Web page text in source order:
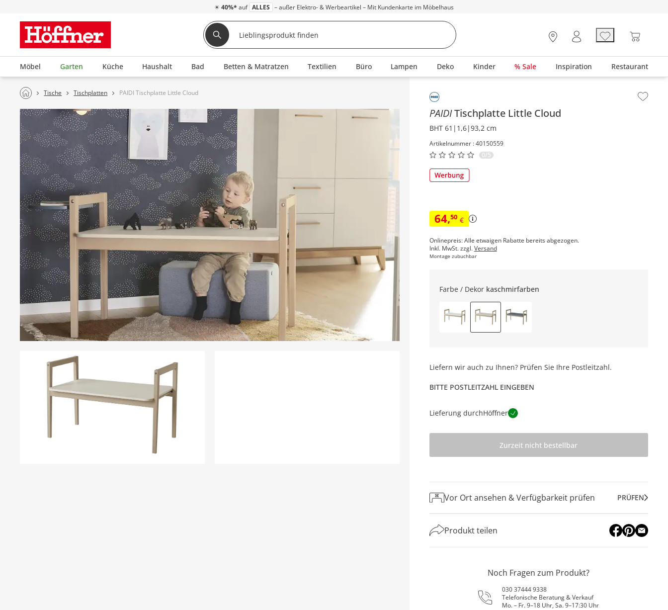
☀ 40%* auf ALLES – außer Elektro- & Werbeartikel – Mit Kundenkarte im Möbelhaus
Möbel Garten Küche Haushalt Bad Betten & Matratzen Textilien Büro Lampen Deko Kinder % Sale Inspiration Restaurant
Tische Tischplatten PAIDI Tischplatte Little Cloud Inhalt der Seitenleiste überspringen - Zum Seitenende
PAIDITischplatte Little Cloud
BHT 61|1,6|93,2 cm
Artikelnummer : 40150559
0/5
64,50 €
Onlinepreis: Alle etwaigen Rabatte bereits abgezogen.
Inkl. MwSt. zzgl.Versand
Montage zubuchbar
Farbe / Dekor kaschmirfarben
Liefern wir auch zu Ihnen? Prüfen Sie Ihre Postleitzahl.
BITTE POSTLEITZAHL EINGEBEN
Lieferung durchHöffner
Zurzeit nicht bestellbar
Vor Ort ansehen & Verfügbarkeit prüfen PRÜFEN
Produkt teilen
Noch Fragen zum Produkt?
030 37444 9338
Telefonische Beratung & Verkauf
Mo. – Fr. 9–18 Uhr, Sa. 9–17:30 Uhr